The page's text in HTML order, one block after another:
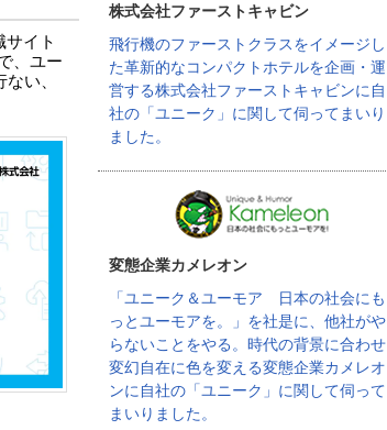
サイト
、ユー
い、
株式会社ファーストキャビン
飛行機のファーストクラスをイメージし
た革新的なコンパクトホテルを企画・運
営する株式会社ファーストキャビンに自
社の「ユニーク」に関して伺ってまいり
ました。
変態企業カメレオン
「ユニーク＆ユーモア 日本の社会にも
っとユーモアを。」を社是に、他社がや
らないことをやる。時代の背景に合わせ
変幻自在に色を変える変態企業カメレオ
ンに自社の「ユニーク」に関して伺って
まいりました。